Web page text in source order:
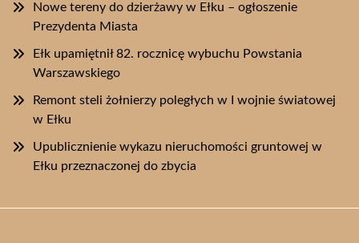
Nowe tereny do dzierżawy w Ełku – ogłoszenie
Prezydenta Miasta
Ełk upamiętnił 82. rocznicę wybuchu Powstania
Warszawskiego
Remont steli żołnierzy poległych w I wojnie światowej
w Ełku
Upublicznienie wykazu nieruchomości gruntowej w
Ełku przeznaczonej do zbycia